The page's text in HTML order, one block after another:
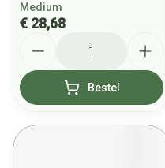
Medium
€ 28,68
Bestel